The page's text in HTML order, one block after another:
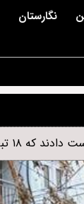
نگارستان